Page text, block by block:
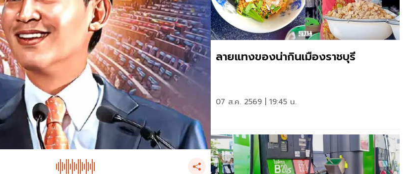
ลายแทงของน่ากินเมืองราชบุรี
07 ส.ค. 2569 | 19:45 น.